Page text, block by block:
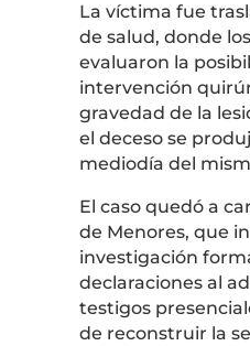
La víctima fue
de salud, donde
evaluaron la
intervención
gravedad de la
el deceso se
mediodía del
El caso quedó a
de Menores, que
investigación
declaraciones al
testigos
de reconstruir la